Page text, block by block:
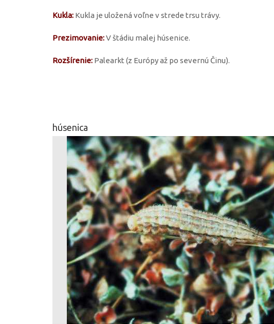
Kukla: Kukla je uložená voľne v strede trsu trávy.
Prezimovanie:V štádiu malej húsenice.
Rozšírenie: Palearkt (z Európy až po severnú Činu).
húsenica